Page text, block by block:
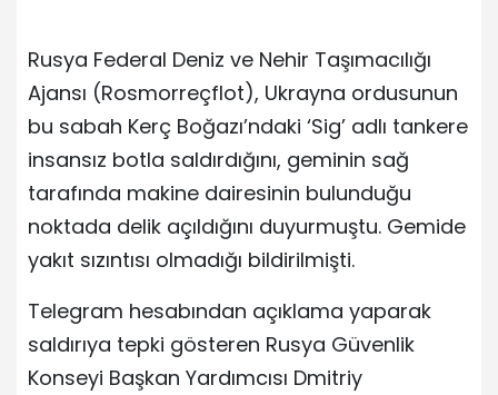
Rusya Federal Deniz ve Nehir Taşımacılığı
Ajansı (Rosmorreçflot), Ukrayna ordusunun
bu sabah Kerç Boğazı’ndaki ‘Sig’ adlı tankere
insansız botla saldırdığını, geminin sağ
tarafında makine dairesinin bulunduğu
noktada delik açıldığını duyurmuştu. Gemide
yakıt sızıntısı olmadığı bildirilmişti.
Telegram hesabından açıklama yaparak
saldırıya tepki gösteren Rusya Güvenlik
Konseyi Başkan Yardımcısı Dmitriy